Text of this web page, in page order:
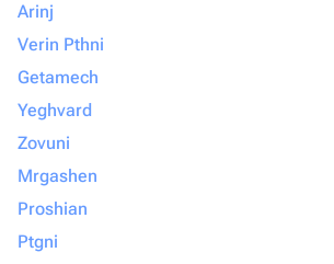
Arinj
Verin Pthni
Getamech
Yeghvard
Zovuni
Mrgashen
Proshian
Ptgni